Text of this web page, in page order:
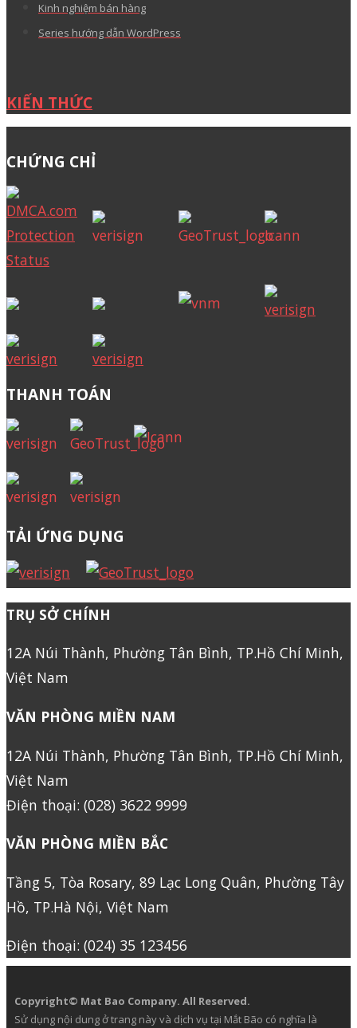
Kinh nghiệm bán hàng
Series hướng dẫn WordPress
KIẾN THỨC
CHỨNG CHỈ
THANH TOÁN
TẢI ỨNG DỤNG
TRỤ SỞ CHÍNH
12A Núi Thành, Phường Tân Bình, TP.Hồ Chí Minh,
Việt Nam
VĂN PHÒNG MIỀN NAM
12A Núi Thành, Phường Tân Bình, TP.Hồ Chí Minh,
Việt Nam
Điện thoại: (028) 3622 9999
VĂN PHÒNG MIỀN BẮC
Tầng 5, Tòa Rosary, 89 Lạc Long Quân, Phường Tây
Hồ, TP.Hà Nội, Việt Nam
Điện thoại: (024) 35 123456
Copyright© Mat Bao Company. All Reserved.
Sử dụng nội dung ở trang này và dịch vụ tại Mắt Bão có nghĩa là